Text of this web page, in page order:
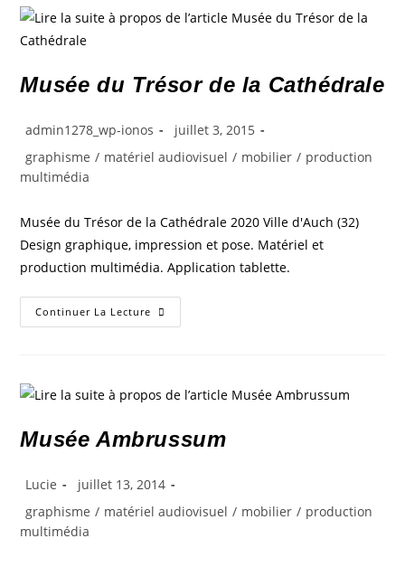
Musée du Trésor de la Cathédrale
admin1278_wp-ionos
juillet 3, 2015
graphisme / matériel audiovisuel / mobilier / production
multimédia
Musée du Trésor de la Cathédrale 2020 Ville d'Auch (32)
Design graphique, impression et pose. Matériel et
production multimédia. Application tablette.
Continuer La Lecture
Musée Ambrussum
Lucie
juillet 13, 2014
graphisme / matériel audiovisuel / mobilier / production
multimédia